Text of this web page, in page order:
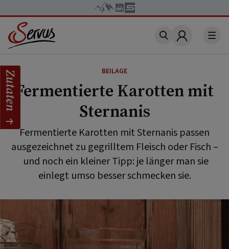
Account
BEILAGE
Fermentierte Karotten mit
Sternanis
Fermentierte Karotten mit Sternanis passen
ausgezeichnet zu gegrilltem Fleisch oder Fisch –
und noch ein kleiner Tipp: je länger man sie
einlegt umso besser schmecken sie.
Zutaten